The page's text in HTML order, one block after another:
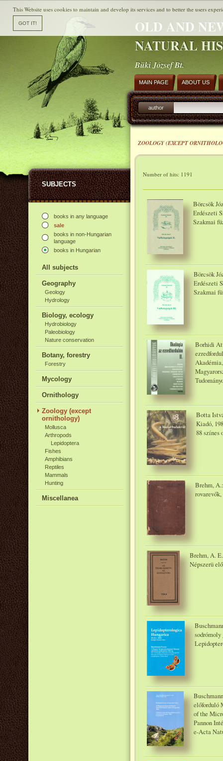
OLD AND
NATURAL
Büki József Bt.
SUBJECTS
books in any language
sale
books in non-Hungarian
language
books in Hungarian
All subjects
Geography
Geology
Hydrology
Biology, ecology
Hydrobiology
Paleobiology
Nature conservation
Botany, forestry
Forestry
Mycology
Ornithology
Zoology (except
ornithology)
Mollusca
Arthropods
Lepidoptera
Fishes
Amphibians
Reptiles
Mammals
Hunting
Miscellanea
MAIN PAGE ABOUT US
author
ZOOLOGY (EXCEPT
Number of hits: 1191
Börcsök
Erdészeti
Szakmai
Börcsök
Erdészeti
Szakmai
Borhidi
Botta
Kiadó,
88 színes
Brehm,
Brehm, A.
Népszerü
sodrómoly
előforduló
of the
Pannon
e-Acta
This Website uses cookies to maintain and develop its services and to better the users